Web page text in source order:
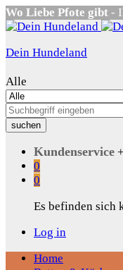
Wo Liebe Pfote gibt -
Dein Hundeland
Alle
suchen
Kundenservice
0
0
Es befinden sich
Log in
Home